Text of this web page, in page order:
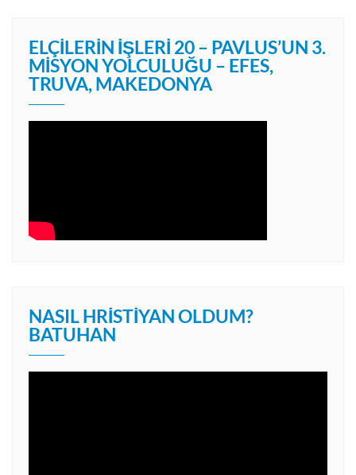
ELÇILERIN İŞLERI 20 – PAVLUS’UN 3.
MISYON YOLCULUĞU – EFES,
TRUVA, MAKEDONYA
NASIL HRISTIYAN OLDUM?
BATUHAN